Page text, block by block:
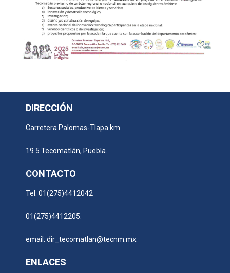
DIRECCIÓN
Carretera Palomas-Tlapa km.
19.5 Tecomatlán, Puebla.
CONTACTO
Tel. 01(275)4412042
01(275)4412205.
email: dir_tecomatlan@tecnm.mx.
ENLACES